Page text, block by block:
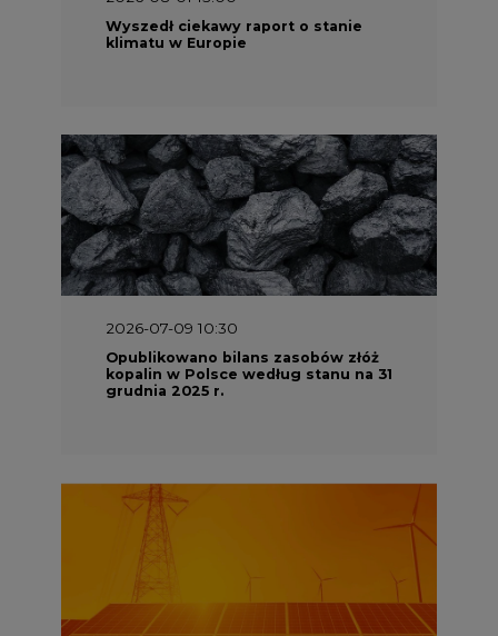
2026-07-09 10:30
Opublikowano bilans zasobów złóż
kopalin w Polsce według stanu na 31
2026-06-08 07:00